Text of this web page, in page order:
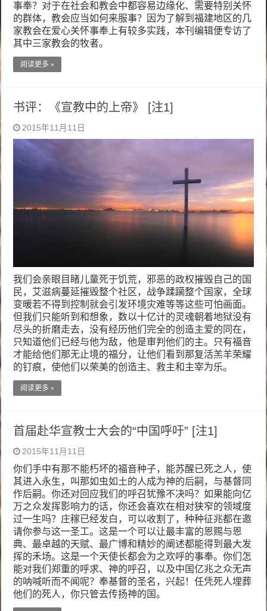
事奉？对于在社会和教会中都容易边缘化、需要特别关怀
的群体，教会应当如何来服事？因为了解到福建地区的几
家教会在爱心关怀事奉上有较多实践，本刊编辑便专访了
其中三家教会的牧者。
阅读更多 »
书评：《宣教中的上帝》 [注1]
2015年11月11日
我们会亲眼目睹儿童死于饥荒，邪恶的政权摧毁自己的国
民，艾滋病蔓延摧毁整个社区，战争蹂躏整个国家，全球
变暖若不得到控制就会引发环境灾难等等这些可怕画面。
但我们只能听到和想象，数以十亿计的灵魂朝着地狱没有
尽头的折磨走去，没有经历他们完全的创造主爱的同在，
只知道他们已经与他为敌，他是审判他们的主。只有福音
才能给他们那无止境的福分，让他们看到那复活羔羊荣耀
的钉痕，使他们以荣美的创造主、救主和主宰为乐。
阅读更多 »
首届赴华宣教士大会的“中国呼吁” [注1]
2015年11月11日
你们手中有那不能朽坏的福音种子，能苏醒已死之人，使
其进入永生，叫那如虫如土的人成为神的后嗣，与基督同
作后嗣。你还对回应我们的呼召犹豫不决吗？如果能向亿
万之众发挥影响力的话，你还会喜欢在相对狭窄的领域度
过一生吗？庄稼已经发白，可以收割了，种种征兆都在邀
请你参与这一圣工。这是一个可以让最丰富的恩赐与恩
典、最卓越的天赋、最广博和精妙的阐述都能得到最大发
挥的禾场。这是一个天使长都会为之欢呼的事奉。你们怎
能对我们郑重的呼求、神的呼召，以及中国亿兆之众无声
的呐喊听而不闻呢？奉基督的圣名，兴起！任凭死人埋葬
他们的死人，你只管去传扬神的国。